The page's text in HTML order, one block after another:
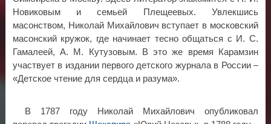
Новиковым и семьей Плещеевых. Увлекшись
масонством, Николай Михайлович вступает в московский
масонский кружок, где начинает тесно общаться с И. С.
Гамалеей, А. М. Кутузовым. В это же время Карамзин
участвует в издании первого детского журнала в России –
«Детское чтение для сердца и разума».
В 1787 году Николай Михайлович опубликовал